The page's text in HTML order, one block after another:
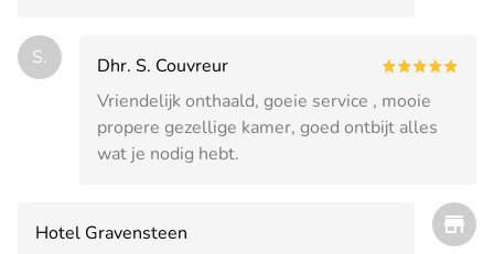
S.
Dhr. S. Couvreur
Vriendelijk onthaald, goeie service , mooie
propere gezellige kamer, goed ontbijt alles
wat je nodig hebt.
Hotel Gravensteen